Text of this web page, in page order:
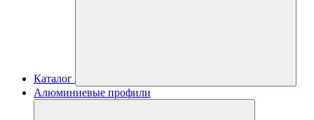
Каталог
Алюминиевые профили